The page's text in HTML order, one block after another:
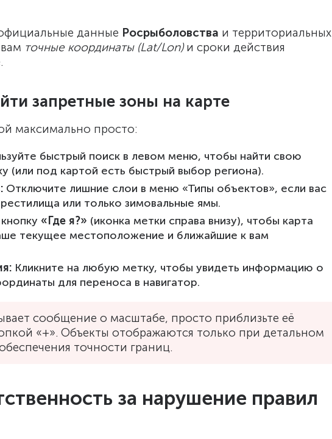
данные Росрыболовства и территориальных
точные координаты (Lat/Lon)и сроки действия
запретные зоны на карте
максимально просто:
быстрый поиск в левом меню, чтобы найти свою
(или под картой есть быстрый выбор региона).
Отключите лишние слои в меню «Типы объектов», если вас
или только зимовальные ямы.
«Где я?» (иконка метки справа внизу), чтобы карта
текущее местоположение и ближайшие к вам
Кликните на любую метку, чтобы увидеть информацию о
для переноса в навигатор.
сообщение о масштабе, просто приблизьте её
«+». Объекты отображаются только при детальном
точности границ.
за нарушение правил